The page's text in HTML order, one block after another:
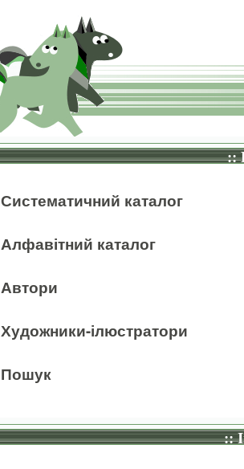
::
Систематичний каталог
Алфавітний каталог
Автори
Художники-ілюстратори
Пошук
::